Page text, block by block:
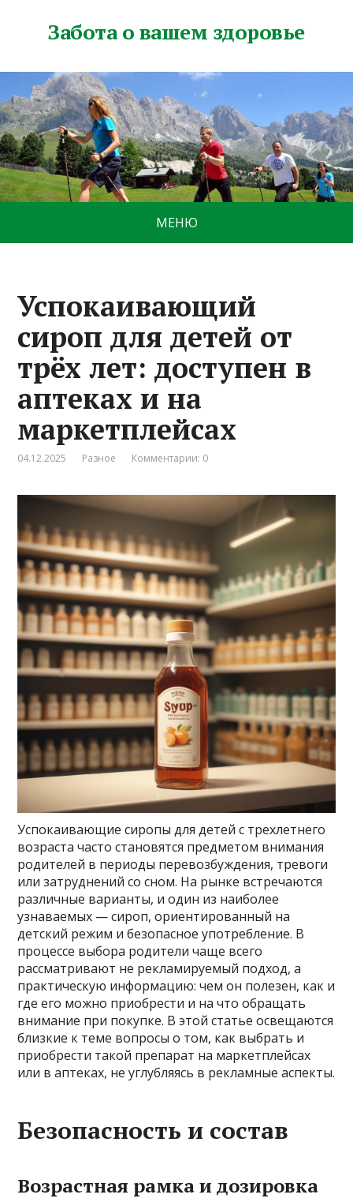
Забота о вашем здоровье
МЕНЮ
Успокаивающий
сироп для детей от
трёх лет: доступен в
аптеках и на
маркетплейсах
04.12.2025 Разное Комментарии: 0
Успокаивающие сиропы для детей с трехлетнего
возраста часто становятся предметом внимания
родителей в периоды перевозбуждения, тревоги
или затруднений со сном. На рынке встречаются
различные варианты, и один из наиболее
узнаваемых — сироп, ориентированный на
детский режим и безопасное употребление. В
процессе выбора родители чаще всего
рассматривают не рекламируемый подход, а
практическую информацию: чем он полезен, как и
где его можно приобрести и на что обращать
внимание при покупке. В этой статье освещаются
близкие к теме вопросы о том, как выбрать и
приобрести такой препарат на маркетплейсах
или в аптеках, не углубляясь в рекламные аспекты.
Безопасность и состав
Возрастная рамка и дозировка